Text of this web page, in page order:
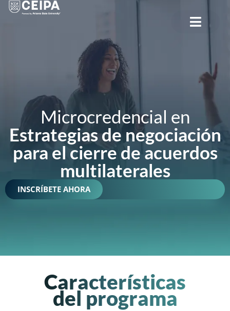
Microcredencial en
Estrategias de negociación
para el cierre de acuerdos
multilaterales
INSCRÍBETE AHORA
Características
del programa